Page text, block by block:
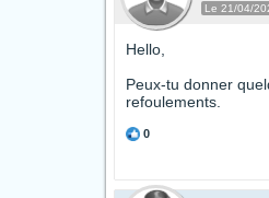
Le 21/04/
Hello,
Peux-tu donner
refoulements.
0